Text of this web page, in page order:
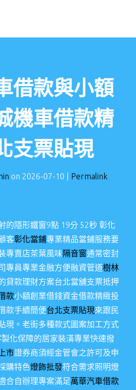
借款與小額
機車借款精
支票貼現
on 2026-07-10 Permalink
的隱形鐵窗9點 19分 52秒 彰化
客彰化當鋪專業精品當鋪服務要
專賣店茶葉風味隔音窗通常密封
專員專業金融方便融資管道樹林
貸款理財方案台北當舖支票抵押
款小額創業借錢資金借款精緻投
款手續簡便台北支票貼現來跟民
現。老街多種款式圖案加工方式
化保障的居家裝潢專業快速撥
市證券商須經金管會之許可及申
購特色燈飾批發符合需求照明燈
合自辦理專案滿足萬華汽車借款